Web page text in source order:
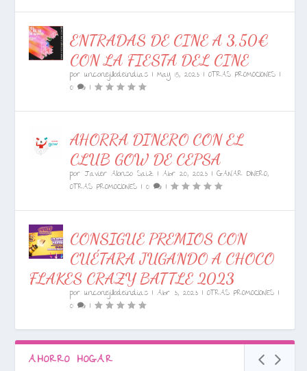
ENTRADAS DE CINE A 3,50€
CON LA FIESTA DEL CINE
porunconejillodeindias |May 15, 2023 |OTRAS PROMOCIONES |
0
|
AHORRA DINERO CON EL
CLUB GOW DE CEPSA
por Javier Alonso Saiz |Abr 20, 2023 |GANAR DINERO,
OTRAS PROMOCIONES |0 |
CONSIGUE PREMIOS CON
CUÉTARA JUGANDO A CHOCO
FLAKES CRAZY BATTLE 2023
porunconejillodeindias |Abr 3, 2023 |OTRAS PROMOCIONES |
0
|
AHORRO HOGAR